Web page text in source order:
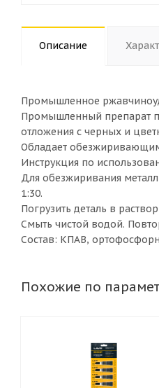
Описание
Промышленное
Промышленный препарат
отложения с черных и
Обладает
Инструкция по
Для обезжиривания
1:30.
Погрузить деталь в
Смыть чистой водой.
Состав: КПАВ,
Похожие по